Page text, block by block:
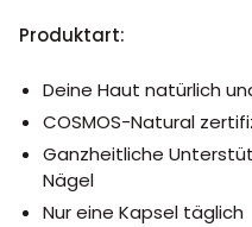
Produktart:
Deine Haut natürlich
COSMOS-Natural
Ganzheitliche
Nägel
Nur eine Kapsel täglich